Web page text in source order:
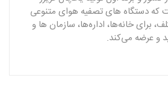
دستگاه‌ های تصفیه‌ هوای متنوعی
برای خانه‌ها، اداره‌ها، سازمان‌ ها و
و عرضه می‌کند.